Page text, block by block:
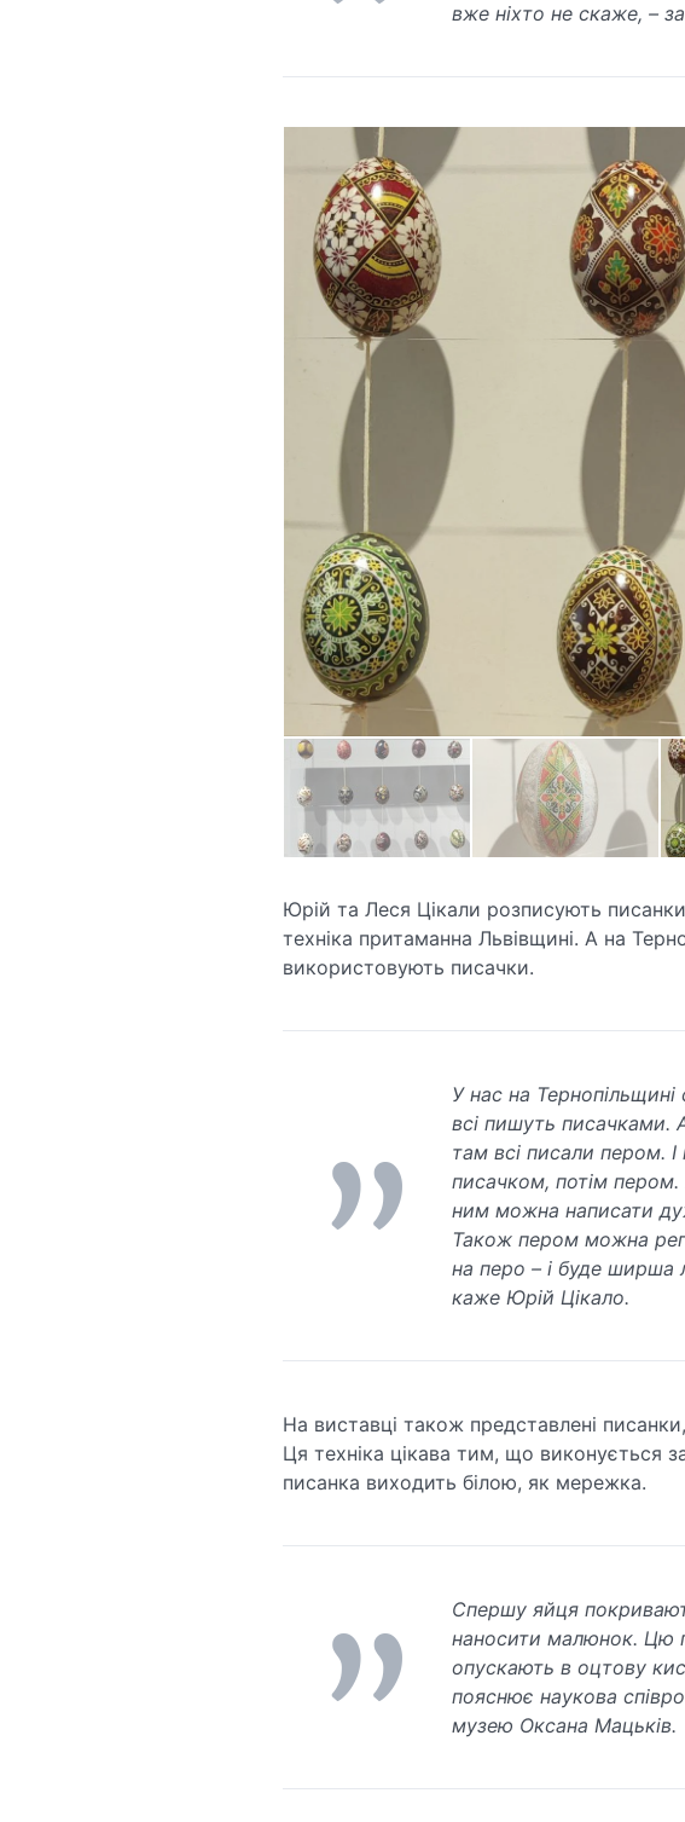
вже ніхто не скаже, –
Юрій та Леся Цікали розписують
техніка притаманна Львівщині. А на
використовують писачки.
У нас на
всі пишуть
там всі писали пером.
писачком, потім пером.
ним можна написати
Також пером можна
на перо – і буде ширша
каже Юрій Цікало.
На виставці також представлені писанки,
Ця техніка цікава тим, що виконується
писанка виходить білою, як мережка.
Спершу яйця
наносити малюнок. Цю
опускають в оцтову
пояснює наукова
музею Оксана Мацьків.